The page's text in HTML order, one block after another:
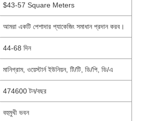
$43-57 Square Meters
আমরা একটি পেশাদার প্যাকেজিং সমাধান প্রদান করব।
44-68 দিন
মানিগ্রাম, ওয়েস্টার্ন ইউনিয়ন, টি/টি, ডি/পি, ডি/এ
474600 টন/বছর
বহুমুখী ভবন